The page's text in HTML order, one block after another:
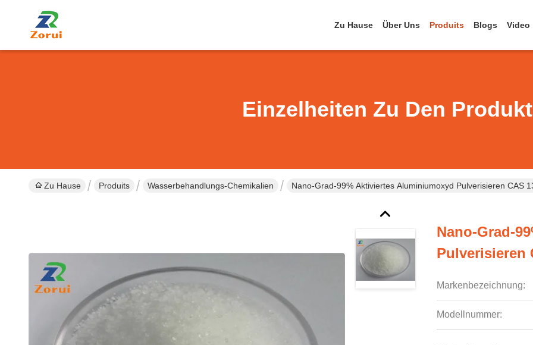
Zu Hause Über Uns Produits Blogs Video
Einzelheiten Zu Den
Zu Hause Produits Wasserbehandlungs-Chemikalien Nano-Grad-99% Aktiviertes Aluminiumoxyd Pulverisieren CAS
Nano-Grad-
Pulverisieren
Markenbezeichnung:
Modellnummer: